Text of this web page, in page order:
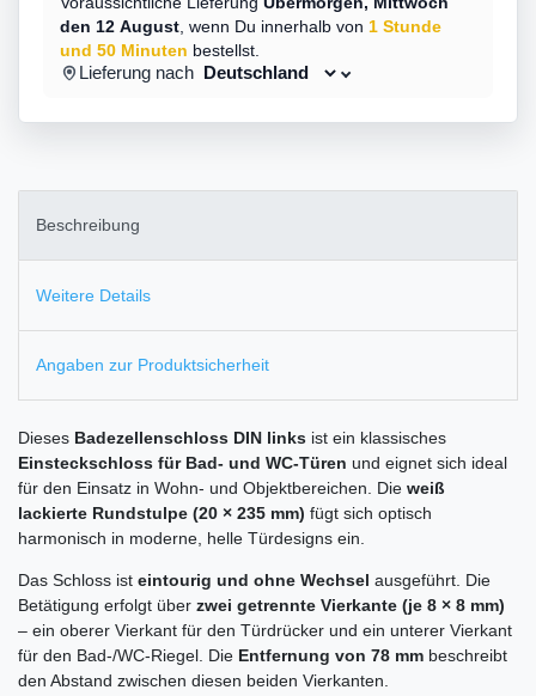
den 12 August wenn Du innerhalb von 1 Stunde
und 50 Minuten bestellst.
Lieferung nach
Beschreibung
Weitere Details
Angaben zur Produktsicherheit
Dieses Badezellenschloss DIN links ist ein klassisches
Einsteckschloss für Bad- und WC-Türen und eignet sich ideal
für den Einsatz in Wohn- und Objektbereichen. Die weiß
lackierte Rundstulpe (20 × 235 mm) fügt sich optisch
harmonisch in moderne, helle Türdesigns ein.
Das Schloss ist eintourig und ohne Wechsel ausgeführt. Die
Betätigung erfolgt über zwei getrennte Vierkante (je 8 × 8 mm)
– ein oberer Vierkant für den Türdrücker und ein unterer Vierkant
für den Bad-/WC-Riegel. Die Entfernung von 78 mm beschreibt
den Abstand zwischen diesen beiden Vierkanten.